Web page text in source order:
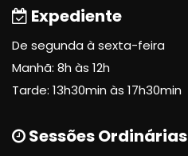
Expediente
De segunda à sexta-feira
Manhã: 8h às 12h
Tarde: 13h30min às 17h30min
Sessões Ordinárias